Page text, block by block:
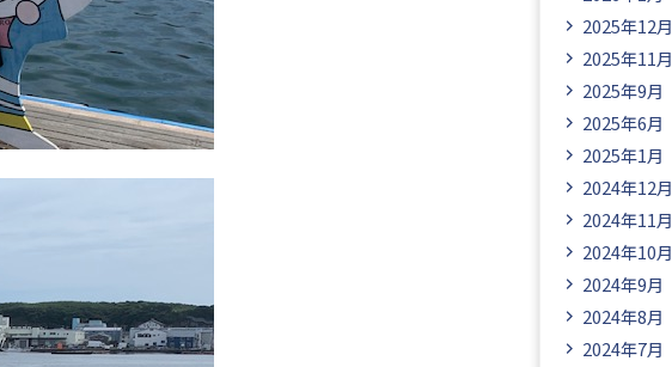
2025年12月
2025年11月
2025年9月
2025年6月
2025年1月
2024年12月
2024年11月
2024年10月
2024年9月
2024年8月
2024年7月